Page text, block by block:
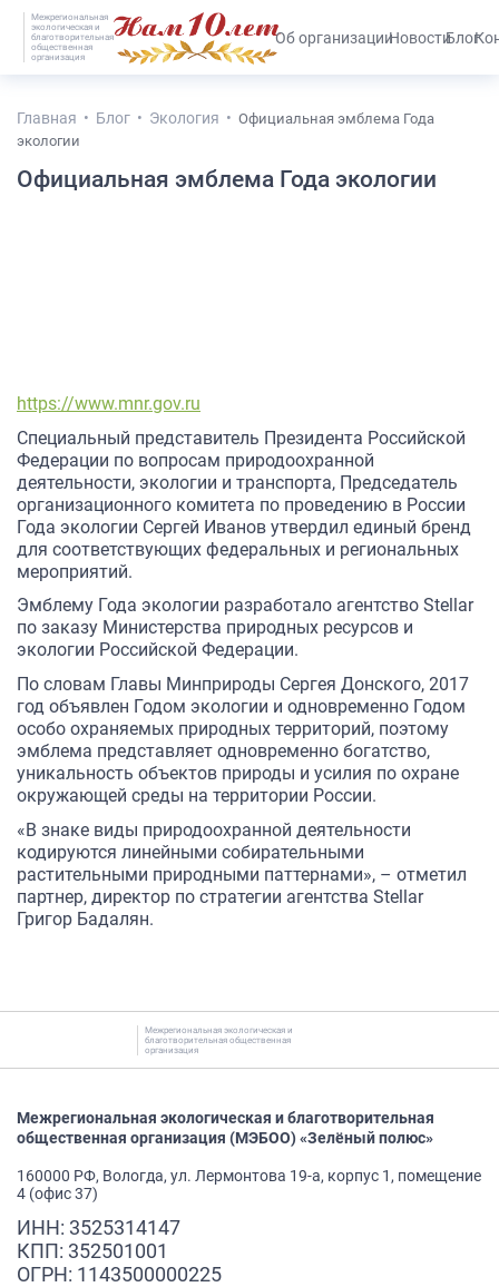
Межрегиональная
экологическая и
благотворительная
общественная
организация
#25536 (без названия)Об организацииНовостиБлог
Главная Блог Экология
Официальная эмблема Года
экологии
Официальная эмблема Года экологии
https://www.mnr.gov.ru
Специальный представитель Президента Российской
Федерации по вопросам природоохранной
деятельности, экологии и транспорта, Председатель
организационного комитета по проведению в России
Года экологии Сергей Иванов утвердил единый бренд
для соответствующих федеральных и региональных
мероприятий.
Эмблему Года экологии разработало агентство Stellar
по заказу Министерства природных ресурсов и
экологии Российской Федерации.
По словам Главы Минприроды Сергея Донского, 2017
год объявлен Годом экологии и одновременно Годом
особо охраняемых природных территорий, поэтому
эмблема представляет одновременно богатство,
уникальность объектов природы и усилия по охране
окружающей среды на территории России.
«В знаке виды природоохранной деятельности
кодируются линейными собирательными
растительными природными паттернами», – отметил
партнер, директор по стратегии агентства Stellar
Григор Бадалян.
Межрегиональная экологическая и
благотворительная общественная
организация
Межрегиональная экологическая и благотворительная
общественная организация (МЭБОО) «Зелёный полюс»
160000 РФ, Вологда, ул. Лермонтова 19-а, корпус 1, помещение
4 (офис 37)
ИНН: 3525314147
КПП: 352501001
ОГРН: 1143500000225